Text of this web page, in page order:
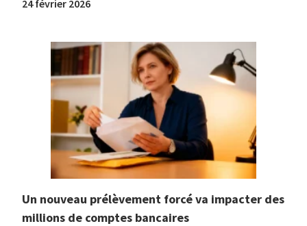
24 février 2026
Un nouveau prélèvement forcé va impacter des
millions de comptes bancaires